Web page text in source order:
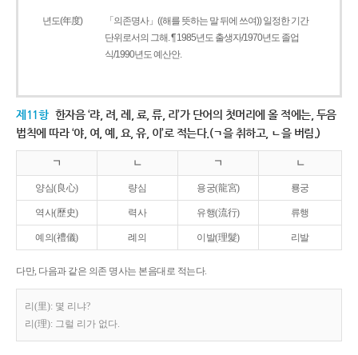
년도(年度)
「의존명사」((해를 뜻하는 말 뒤에 쓰여)) 일정한 기간
단위로서의 그해. ¶ 1985년도 출생자/1970년도 졸업
식/1990년도 예산안.
제11항 한자음 ‘랴, 려, 례, 료, 류, 리’가 단어의 첫머리에 올 적에는, 두음
법칙에 따라 ‘야, 여, 예, 요, 유, 이’로 적는다.(ㄱ을 취하고, ㄴ을 버림.)
ㄱ ㄴ ㄱ ㄴ
양심(良心) 량심 용궁(龍宮) 룡궁
역사(歷史) 력사 유행(流行) 류행
예의(禮儀) 례의 이발(理髮) 리발
다만, 다음과 같은 의존 명사는 본음대로 적는다.
리(里): 몇 리냐?
리(理): 그럴 리가 없다.